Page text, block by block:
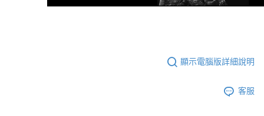
顯示電腦版詳細說明
客服